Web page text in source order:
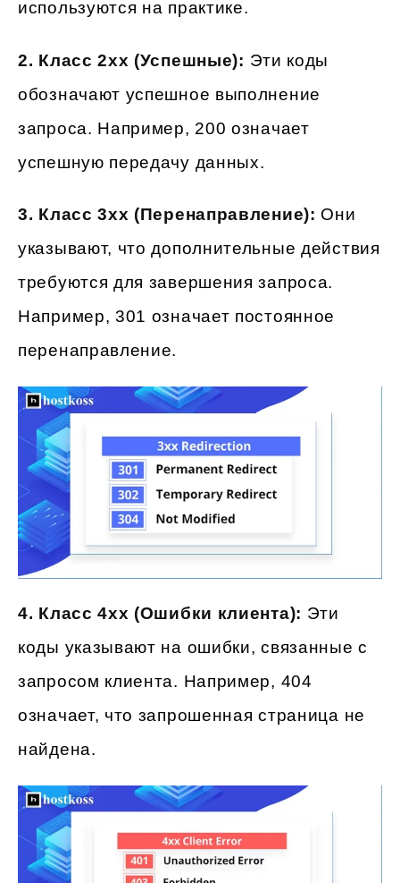
используются на практике.
2. Класс 2xx (Успешные): Эти коды
обозначают успешное выполнение
запроса. Например, 200 означает
успешную передачу данных.
3. Класс 3xx (Перенаправление): Они
указывают, что дополнительные действия
требуются для завершения запроса.
Например, 301 означает постоянное
перенаправление.
4. Класс 4xx (Ошибки клиента): Эти
коды указывают на ошибки, связанные с
запросом клиента. Например, 404
означает, что запрошенная страница не
найдена.